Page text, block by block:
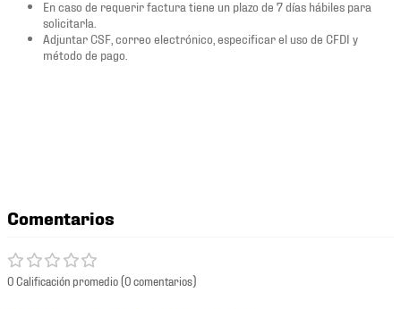
En caso de requerir factura tiene un plazo de 7 días hábiles para
solicitarla.
Adjuntar CSF, correo electrónico, especificar el uso de CFDI y
método de pago.
Comentarios
0 Calificación promedio(0 comentarios)